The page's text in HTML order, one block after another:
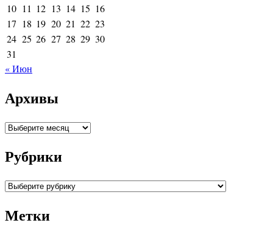
10 11 12 13 14 15 16
17 18 19 20 21 22 23
24 25 26 27 28 29 30
31
« Июн
Архивы
Архивы
Рубрики
Рубрики
Метки